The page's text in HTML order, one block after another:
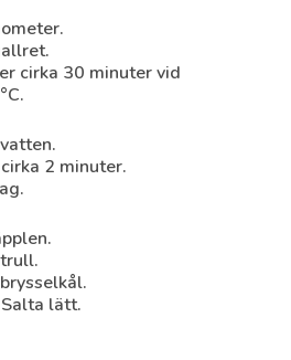
cirka 30 minuter vid
2 minuter.
lätt.